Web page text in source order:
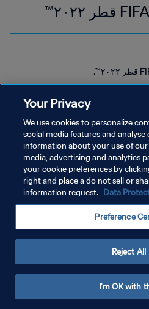
Your Privacy
We use cookies to personalize
social media features and analyse
information about your use of
media, advertising and analytics
your cookie preferences by
right and place a do not sell or
information request. Data
Preference
Reject All
I'm OK with